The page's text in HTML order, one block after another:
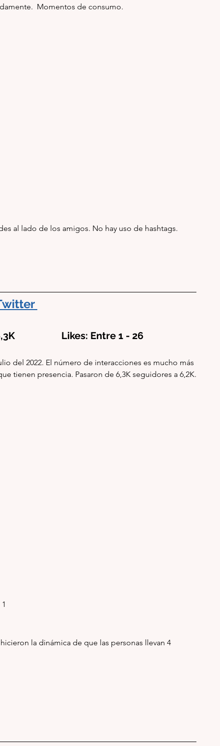
Momentos de consumo.
al lado de los amigos. No hay uso de hashtags.
Likes: Entre 1 - 26
del 2022. El número de interacciones es mucho más
tienen presencia. Pasaron de 6,3K seguidores a 6,2K.
la dinámica de que las personas llevan 4